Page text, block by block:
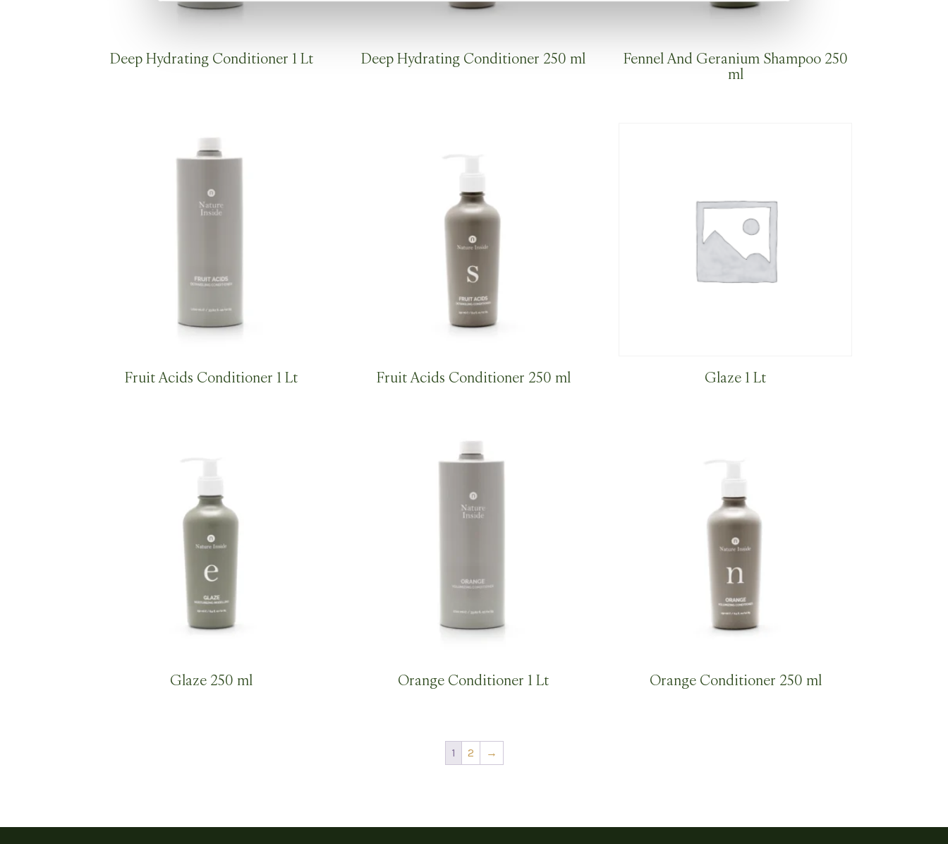
Deep Hydrating Conditioner 1 Lt Deep Hydrating Conditioner 250 ml
Fennel And Geranium Shampoo 250
ml
Fruit Acids Conditioner 1 Lt Fruit Acids Conditioner 250 ml Glaze 1 Lt
Glaze 250 ml Orange Conditioner 1 Lt Orange Conditioner 250 ml
1 2 →